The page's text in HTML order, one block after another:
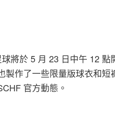
將於 5 月 23 日中午 12 點
製作了一些限量版球衣和短
官方動態。